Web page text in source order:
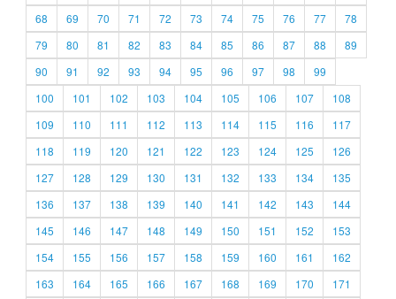
68
69 70 71 72 73 74 75 76 77
78
79
80 81 82 83 84 85 86 87 88
89
90
91 92 93 94 95 96 97 98
99
100
101 102 103 104 105 106 107
108
109
110 111 112 113 114 115 116
117
118
119 120 121 122 123 124 125
126
127
128 129 130 131 132 133 134
135
136
137 138 139 140 141 142 143
144
145
146 147 148 149 150 151 152
153
154
155 156 157 158 159 160 161
162
163
164 165 166 167 168 169 170
171